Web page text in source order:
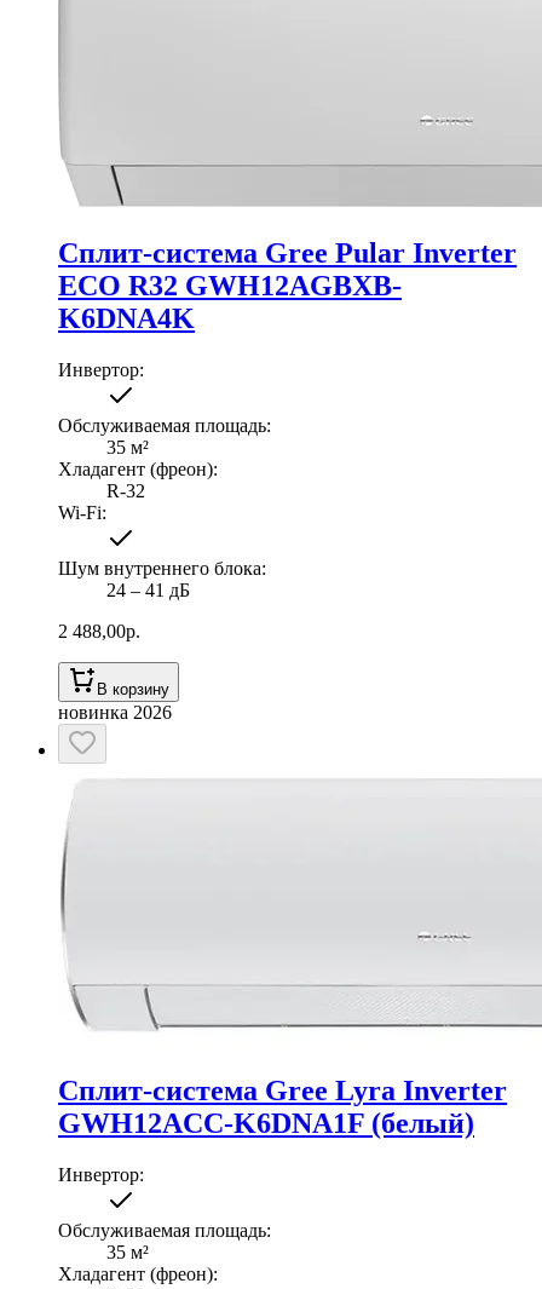
Сплит-система Gree Pular Inverter
ECO R32 GWH12AGBXB-
K6DNA4K
Инвертор:
Обслуживаемая площадь:
35 м²
Хладагент (фреон):
R-32
Wi-Fi:
Шум внутреннего блока:
24 ‒ 41 дБ
2 488,00р.
В корзину
новинка 2026
Сплит-система Gree Lyra Inverter
GWH12ACC-K6DNA1F (белый)
Инвертор:
Обслуживаемая площадь:
35 м²
Хладагент (фреон):